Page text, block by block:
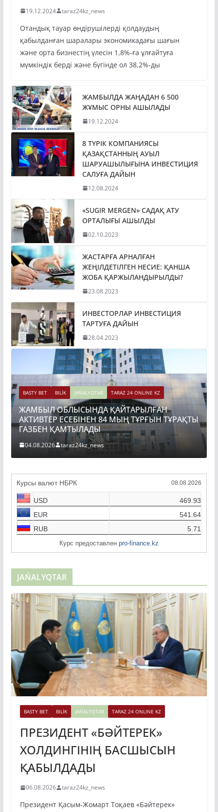
19.12.2024 taraz24kz_news
Отандық тауар өндірушілерді қолдаудың
қабылданған шаралары экономикадағы шағын
және орта бизнестің үлесін 1,8%-ға ұлғайтуға
мүмкіндік берді және бүгінде ол 38,2%-ды
ЖАМБЫЛДА ЖАҢАДАН 6 500
ЖҰМЫС ОРНЫ АШЫЛАДЫ
19.12.2024
8 ТҮРІК КОМПАНИЯСЫ
ҚАЗАҚСТАННЫҢ АУЫЛ
ШАРУАШЫЛЫҒЫНА ИНВЕСТИЦИЯ
САЛУҒА ДАЙЫН
12.08.2024
«SUGIR MERGEN» САДАҚ АТУ
ОРТАЛЫҒЫ АШЫЛДЫ
02.10.2023
ЖАСТАРҒА АРНАЛҒАН
ЖЕҢІЛДЕТІЛГЕН НЕСИЕ: ҚАНША
ЖОБА ҚАРЖЫЛАНДЫРЫЛДЫ?
23.08.2023
ИНВЕСТОРЛАР ИНВЕСТИЦИЯ
ТАРТУҒА ДАЙЫН
28.04.2023
BASTY BET BILİK JAŃALYQTAR TARAZ 24 ONLINE KZ
ЖАМБЫЛ ОБЛЫСЫНДА ҚАЙТАРЫЛҒАН
АКТИВТЕР ЕСЕБІНЕН 84 МЫҢ ТҰРҒЫН ТҰРАҚТЫ
ГАЗБЕН ҚАМТЫЛАДЫ
04.08.2026 taraz24kz_news
Курсы валют НБРК 08.08.2026
USD
469.93
EUR
541.64
RUB
5.71
Курс предоставлен pro-finance.kz
JAŃALYQTAR
BASTY BET BILİK JAŃALYQTAR TARAZ 24 ONLINE KZ
ПРЕЗИДЕНТ «БӘЙТЕРЕК»
ХОЛДИНГІНІҢ БАСШЫСЫН
ҚАБЫЛДАДЫ
06.08.2026 taraz24kz_news
Президент Қасым-Жомарт Тоқаев «Бәйтерек»